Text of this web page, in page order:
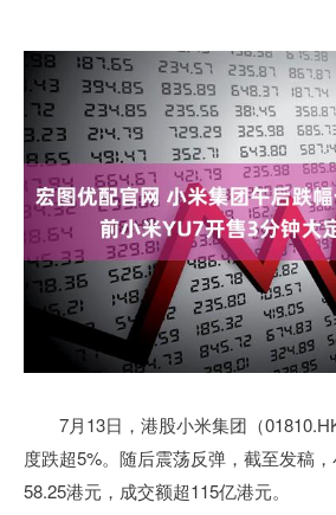
7月13日，港股小米集团（
度跌超5%。随后震荡反弹，截至发稿
58.25港元，成交额超115亿港元。